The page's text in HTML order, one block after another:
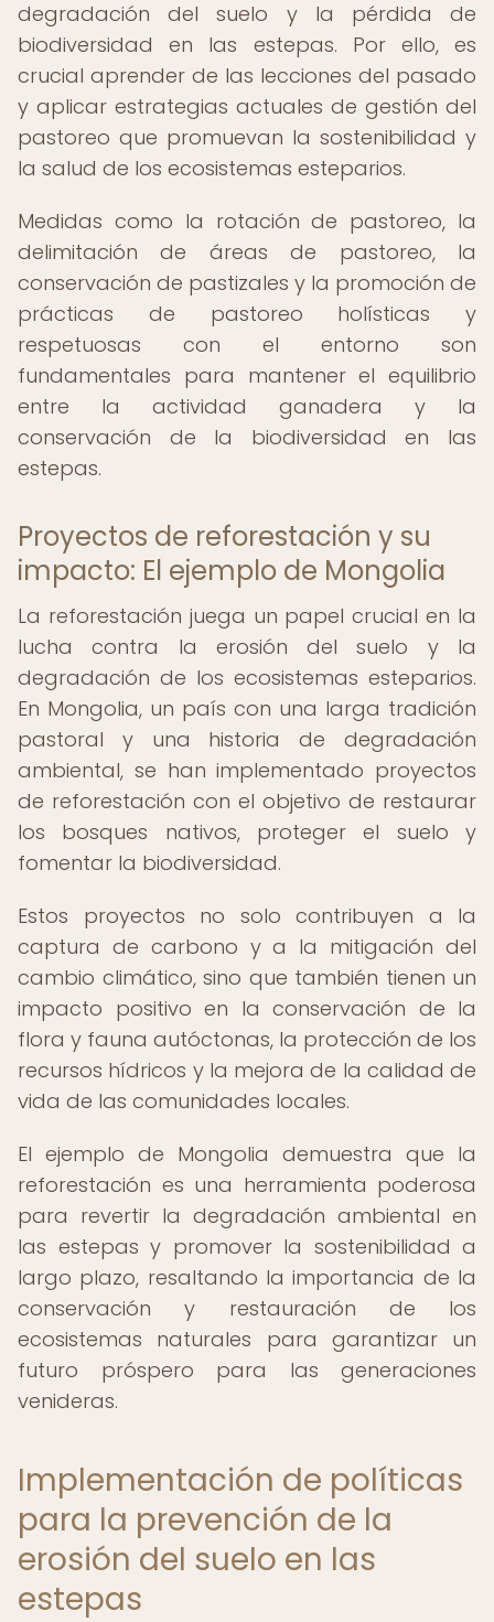
degradación del suelo y la pérdida de
biodiversidad en las estepas. Por ello, es
crucial aprender de las lecciones del pasado
y aplicar estrategias actuales de gestión del
pastoreo que promuevan la sostenibilidad y
la salud de los ecosistemas esteparios.
Medidas como la rotación de pastoreo, la
delimitación de áreas de pastoreo, la
conservación de pastizales y la promoción de
prácticas de pastoreo holísticas y
respetuosas con el entorno son
fundamentales para mantener el equilibrio
entre la actividad ganadera y la
conservación de la biodiversidad en las
estepas.
Proyectos de reforestación y su
impacto: El ejemplo de Mongolia
La reforestación juega un papel crucial en la
lucha contra la erosión del suelo y la
degradación de los ecosistemas esteparios.
En Mongolia, un país con una larga tradición
pastoral y una historia de degradación
ambiental, se han implementado proyectos
de reforestación con el objetivo de restaurar
los bosques nativos, proteger el suelo y
fomentar la biodiversidad.
Estos proyectos no solo contribuyen a la
captura de carbono y a la mitigación del
cambio climático, sino que también tienen un
impacto positivo en la conservación de la
flora y fauna autóctonas, la protección de los
recursos hídricos y la mejora de la calidad de
vida de las comunidades locales.
El ejemplo de Mongolia demuestra que la
reforestación es una herramienta poderosa
para revertir la degradación ambiental en
las estepas y promover la sostenibilidad a
largo plazo, resaltando la importancia de la
conservación y restauración de los
ecosistemas naturales para garantizar un
futuro próspero para las generaciones
venideras.
Implementación de políticas
para la prevención de la
erosión del suelo en las
estepas